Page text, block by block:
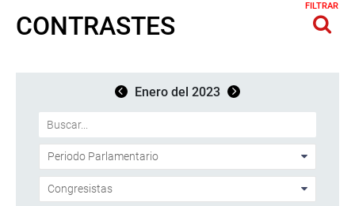
CONTRASTES
FILTRAR
Enero del 2023